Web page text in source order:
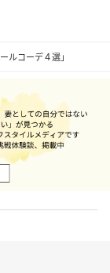
ルコーデ４選」